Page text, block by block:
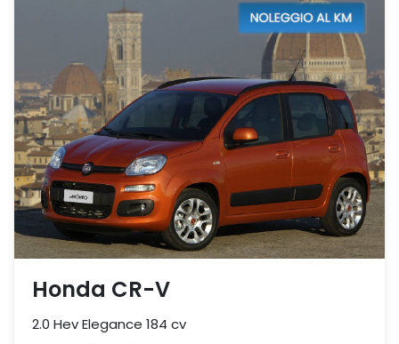
Honda CR-V
2.0 Hev Elegance 184 cv